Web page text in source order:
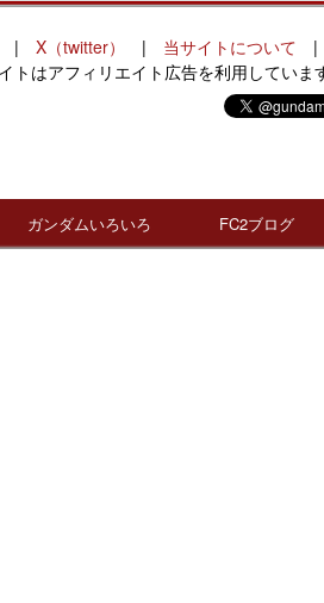
| X（twitter） | 当サイトについて |
トはアフィリエイト広告を利用していま
ガンダムいろいろ FC2ブログ